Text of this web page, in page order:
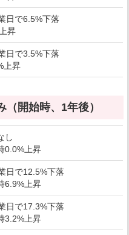
日で6.5%下落
昇
日で3.5%下落
上昇
開始時、1年後）
し
0.0%上昇
日で12.5%下落
6.9%上昇
日で17.3%下落
3.2%上昇